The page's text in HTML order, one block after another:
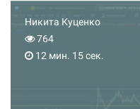
Никита Куценко
764
12 мин. 15 сек.